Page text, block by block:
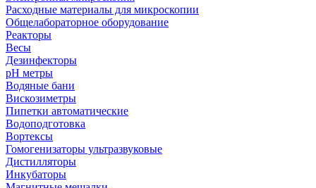
Расходные материалы для микроскопии
Общелабораторное оборудование
Реакторы
Весы
Дезинфекторы
рН метры
Водяные бани
Вискозиметры
Пипетки автоматические
Водоподготовка
Вортексы
Гомогенизаторы ультразвуковые
Дистилляторы
Инкубаторы